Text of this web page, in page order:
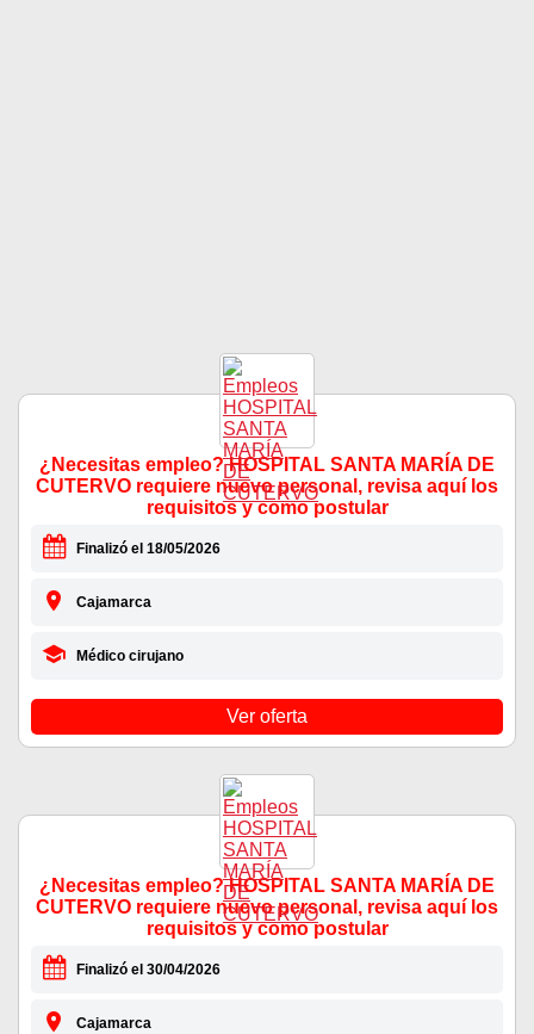
¿Necesitas empleo? HOSPITAL SANTA MARÍA DE
CUTERVO requiere nuevo personal, revisa aquí los
requisitos y como postular
Finalizó el 18/05/2026
Cajamarca
Médico cirujano
Ver oferta
¿Necesitas empleo? HOSPITAL SANTA MARÍA DE
CUTERVO requiere nuevo personal, revisa aquí los
requisitos y como postular
Finalizó el 30/04/2026
Cajamarca